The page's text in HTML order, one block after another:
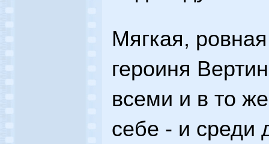
Мягкая,
героиня
всеми и в то
себе - и среди